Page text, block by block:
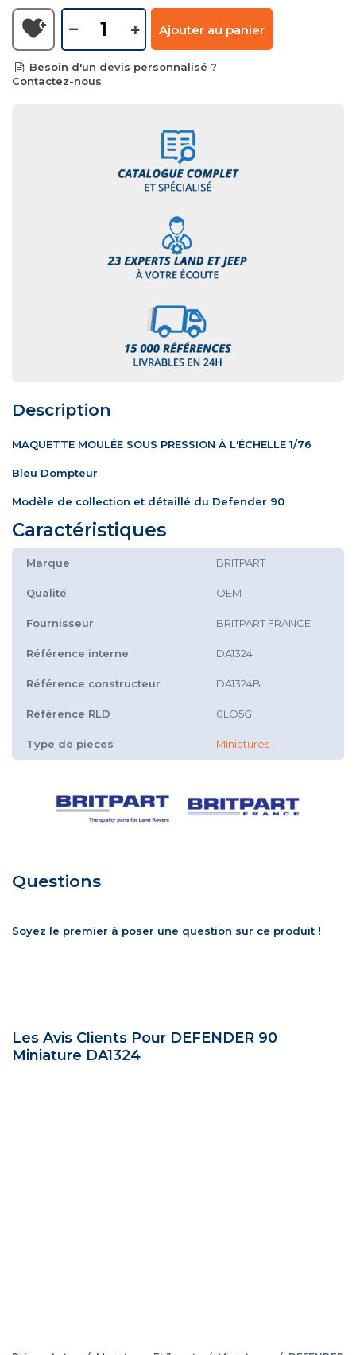
– + Ajouter au panier
Besoin d'un devis personnalisé ?
Contactez-nous
Description
MAQUETTE MOULÉE SOUS PRESSION À L'ÉCHELLE 1/76
Bleu Dompteur
Modèle de collection et détaillé du Defender 90
Caractéristiques
Marque BRITPART
Qualité OEM
Fournisseur BRITPART FRANCE
Référence interne DA1324
Référence constructeur DA1324B
Référence RLD 0LO5G
Type de pieces Miniatures
Questions
Soyez le premier à poser une question sur ce produit !
Les Avis Clients Pour DEFENDER 90
Miniature DA1324